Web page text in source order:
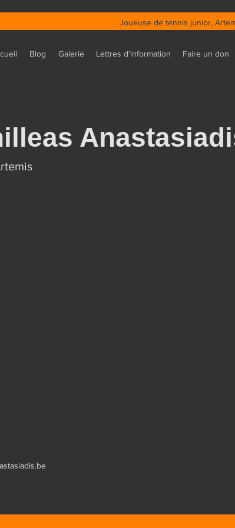
Blog Galerie Lettres d'information Faire un don
Joueuse de tennis junior,